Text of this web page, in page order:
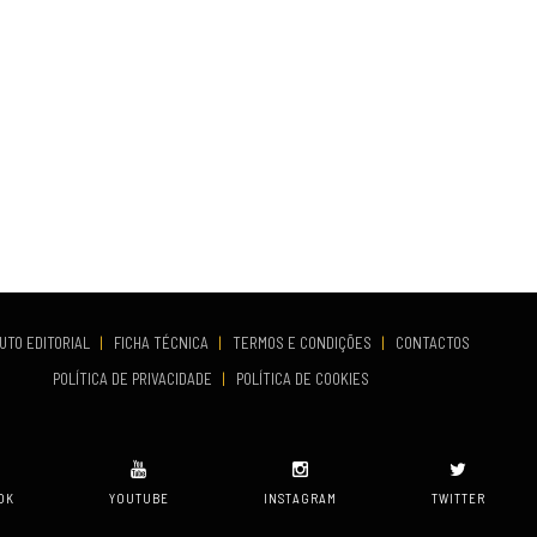
EDITORIAL | FICHA TÉCNICA | TERMOS E CONDIÇÕES |
CONTACTOS
POLÍTICA DE PRIVACIDADE
| POLÍTICA DE COOKIES
YOUTUBE INSTAGRAM TWITTER